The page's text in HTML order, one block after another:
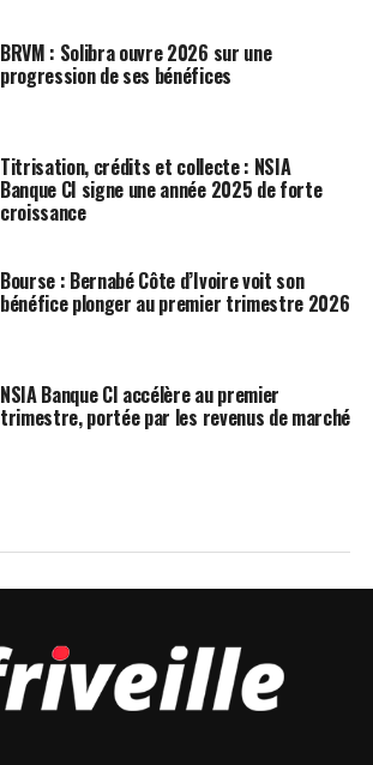
BRVM : Solibra ouvre 2026 sur une
progression de ses bénéfices
Titrisation, crédits et collecte : NSIA
Banque CI signe une année 2025 de forte
croissance
Bourse : Bernabé Côte d’Ivoire voit son
bénéfice plonger au premier trimestre 2026
NSIA Banque CI accélère au premier
trimestre, portée par les revenus de marché